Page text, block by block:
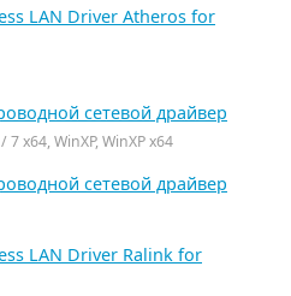
LAN Driver Atheros for
сетевой драйвер
x64, WinXP, WinXP x64
сетевой драйвер
LAN Driver Ralink for